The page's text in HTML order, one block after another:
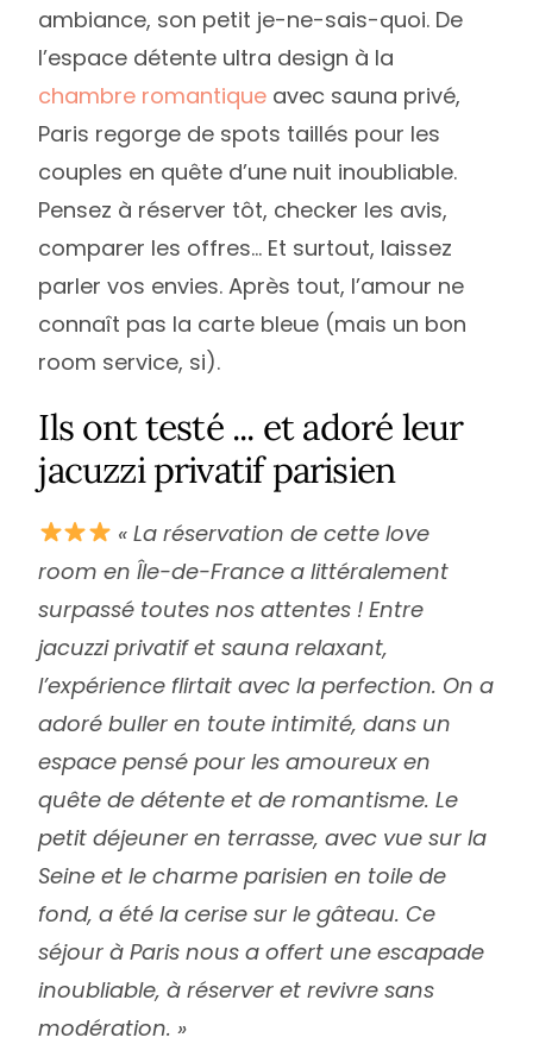
ambiance, son petit je-ne-sais-quoi. De
l’espace détente ultra design à la
chambre romantique avec sauna privé,
Paris regorge de spots taillés pour les
couples en quête d’une nuit inoubliable.
Pensez à réserver tôt, checker les avis,
comparer les offres… Et surtout, laissez
parler vos envies. Après tout, l’amour ne
connaît pas la carte bleue (mais un bon
room service, si).
Ils ont testé ... et adoré leur
jacuzzi privatif parisien
« La réservation de cette love
room en Île-de-France a littéralement
surpassé toutes nos attentes ! Entre
jacuzzi privatif et sauna relaxant,
l’expérience flirtait avec la perfection. On a
adoré buller en toute intimité, dans un
espace pensé pour les amoureux en
quête de détente et de romantisme. Le
petit déjeuner en terrasse, avec vue sur la
Seine et le charme parisien en toile de
fond, a été la cerise sur le gâteau. Ce
séjour à Paris nous a offert une escapade
inoubliable, à réserver et revivre sans
modération. »